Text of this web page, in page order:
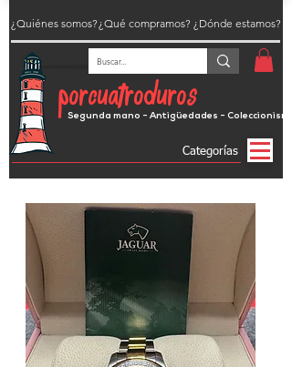
porcuatroduros
Segunda mano - Antigüedades - Coleccionismo
¿Dónde estamos?
¿Quiénes somos?
Categorías
¿Qué compramos?